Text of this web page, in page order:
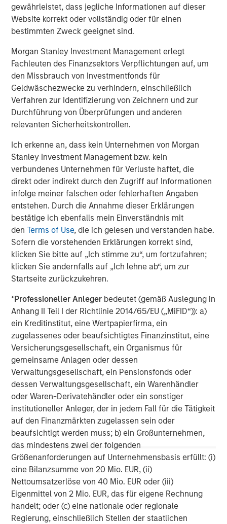
gewährleistet, dass jegliche Informationen auf dieser
Website korrekt oder vollständig oder für einen
bestimmten Zweck geeignet sind.
Morgan Stanley Investment Management erlegt
Fachleuten des Finanzsektors Verpflichtungen auf, um
den Missbrauch von Investmentfonds für
Geldwäschezwecke zu verhindern, einschließlich
Verfahren zur Identifizierung von Zeichnern und zur
Durchführung von Überprüfungen und anderen
relevanten Sicherheitskontrollen.
Ich erkenne an, dass kein Unternehmen von Morgan
Stanley Investment Management bzw. kein
verbundenes Unternehmen für Verluste haftet, die
direkt oder indirekt durch den Zugriff auf Informationen
infolge meiner falschen oder fehlerhaften Angaben
entstehen. Durch die Annahme dieser Erklärungen
bestätige ich ebenfalls mein Einverständnis mit
denTerms of Use, die ich gelesen und verstanden habe.
Sofern die vorstehenden Erklärungen korrekt sind,
klicken Sie bitte auf „Ich stimme zu“, um fortzufahren;
klicken Sie andernfalls auf „Ich lehne ab“, um zur
Startseite zurückzukehren.
*Professioneller Anleger bedeutet (gemäß Auslegung in
Anhang II Teil I der Richtlinie 2014/65/EU („MiFID“)): a)
ein Kreditinstitut, eine Wertpapierfirma, ein
zugelassenes oder beaufsichtigtes Finanzinstitut, eine
Versicherungsgesellschaft, ein Organismus für
gemeinsame Anlagen oder dessen
Verwaltungsgesellschaft, ein Pensionsfonds oder
dessen Verwaltungsgesellschaft, ein Warenhändler
oder Waren-Derivatehändler oder ein sonstiger
institutioneller Anleger, der in jedem Fall für die Tätigkeit
auf den Finanzmärkten zugelassen sein oder
beaufsichtigt werden muss; b) ein Großunternehmen,
das mindestens zwei der folgenden
Größenanforderungen auf Unternehmensbasis erfüllt: (i)
eine Bilanzsumme von 20 Mio. EUR, (ii)
Nettoumsatzerlöse von 40 Mio. EUR oder (iii)
Eigenmittel von 2 Mio. EUR, das für eigene Rechnung
handelt; oder (c) eine nationale oder regionale
Regierung, einschließlich Stellen der staatlichen
Technical Group in 2021.
Jones Day served as legal counsel to MSCP and Harris
Williams served as financial advisor. Global Counsel
served as MSCP’s regulatory and policy advisor. Latham &
Watkins served as legal counsel to Resource Innovations
and BV Investment Partners, and Jefferies LLC served as
financial advisor.
About Morgan Stanley Capital Partners
Morgan Stanley Capital Partners, part of Morgan Stanley
private equity platform established in 1986 that focuses
on privately negotiated equity and equity-related
investments primarily in North America. Morgan Stanley
Capital Partners seeks to create value in portfolio
companies primarily in a series of subsectors in the
business services, consumer, healthcare, education and
industrials markets with an emphasis on driving
significant organic and acquisition growth through an
operationally focused approach. For further information
about Morgan Stanley Capital Partners, please visit
www.morganstanley.com/im/capitalpartners.
Resource Innovations is accelerating the transition to
clean energy, serving as a trusted partner to utilities and
governments in energy efficiency and decarbonization
planning. Since its inception in 2016 under a bold and
urgent vision to address climate change and energy
equity, Resource Innovations has been included in the Inc.
5000 List of America’s Fastest Growing Companies three
times. Visitresource-innovations.comto learn more about
how we are accelerating the clean energy transition and
leading the charge to power change.
Morgan Stanley Capital Partners
Morgan Stanley Capital Partners manages a middle-
market private equity platform with a strong focus on
value creation. The team has invested capital in a broad
spectrum of industries for over two decades.